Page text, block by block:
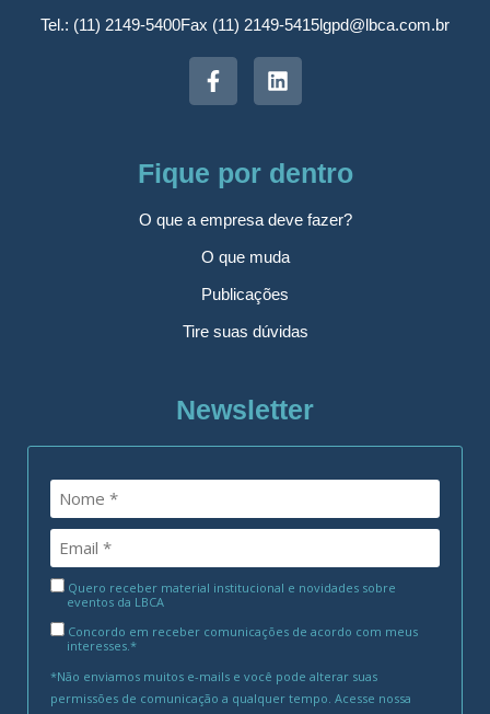
Tel.: (11) 2149-5400Fax (11) 2149-5415lgpd@lbca.com.br
Fique por dentro
O que a empresa deve fazer?
O que muda
Publicações
Tire suas dúvidas
Newsletter
Quero receber material institucional e novidades sobre
eventos da LBCA
Concordo em receber comunicações de acordo com meus
interesses.*
*Não enviamos muitos e-mails e você pode alterar suas
permissões de comunicação a qualquer tempo. Acesse nossa